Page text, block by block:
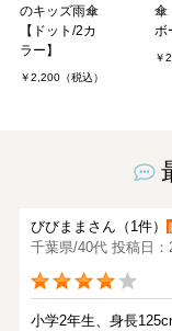
のキッズ雨傘
【ドット/2カ
ラー】
￥2,200（税込）
傘
ボ
￥
びびままさん（1件）
千葉県/40代 投稿日：
小学2年生、身長